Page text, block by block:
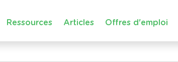
Ressources Articles Offres d'emploi